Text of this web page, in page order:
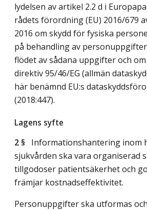
lydelsen av artikel 2.2 d i
rådets förordning (EU) 2016/679
2016 om skydd för fysiska
på behandling av
flödet av sådana uppgifter och
direktiv 95/46/EG (allmän
här benämnd EU:s
(2018:447).
Lagens syfte
2 § Informationshantering inom
sjukvården ska vara organiserad
tillgodoser patientsäkerhet och
främjar kostnadseffektivitet.
Personuppgifter ska utformas